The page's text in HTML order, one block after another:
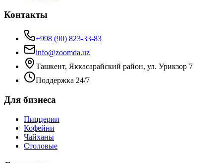
Контакты
+998 (90) 823-33-83
info@zoomda.uz
Ташкент, Яккасарайский район, ул. Урикзор 7
Поддержка 24/7
Для бизнеса
Пиццерии
Кофейни
Чайханы
Столовые